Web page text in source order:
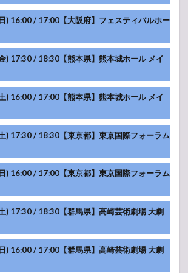
-
-
-
-
-
-
-
) 16:00 / 17:00【大阪府】フェスティバルホー
17:30 / 18:30【熊本県】熊本城ホール メイ
16:00 / 17:00【熊本県】熊本城ホール メイ
17:30 / 18:30【東京都】東京国際フォーラム
) 16:00 / 17:00【東京都】東京国際フォーラム
17:30 / 18:30【群馬県】高崎芸術劇場 大劇
16:00 / 17:00【群馬県】高崎芸術劇場 大劇